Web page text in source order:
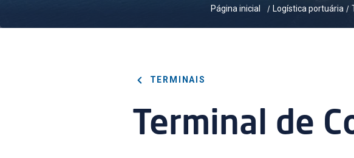
Página inicial / Logística portuária /
TERMINAIS
Terminal de